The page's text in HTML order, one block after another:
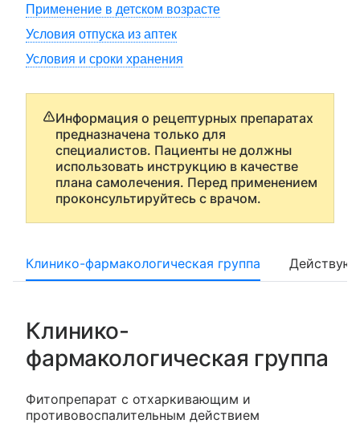
Применение в детском возрасте
Условия отпуска из аптек
Условия и сроки хранения
Информация о рецептурных препаратах
предназначена только для
специалистов. Пациенты не должны
использовать инструкцию в качестве
плана самолечения. Перед применением
проконсультируйтесь с врачом.
Клинико-фармакологическая группа
Клинико-
фармакологическая группа
Фитопрепарат с отхаркивающим и
противовоспалительным действием